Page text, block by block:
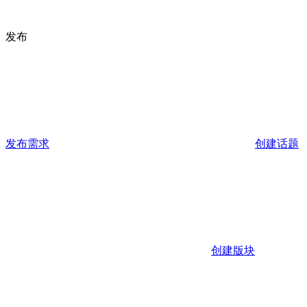
发布
发布需求 创建话题
创建版块